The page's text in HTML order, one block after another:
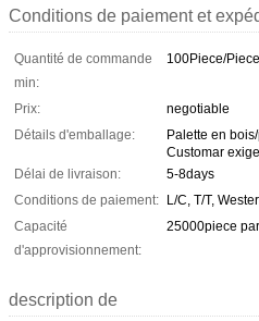
Conditions de paiement et
Quantité de commande
min:
100Piece/
Prix:
negotiable
Détails d'emballage:
Palette en
Customar
Délai de livraison:
5-8days
Conditions de paiement: L/C, T/T,
Capacité
d'approvisionnement:
25000piece
description de